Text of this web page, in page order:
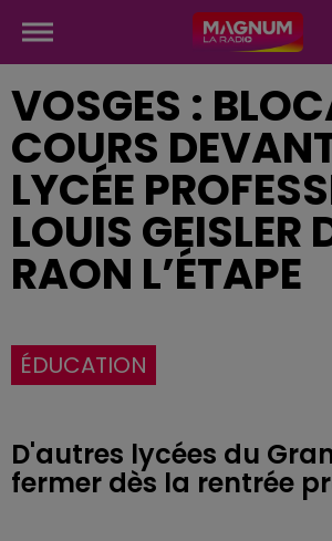
VOSGES :
COURS
LYCÉE
LOUIS GEISLER
RAON L’ÉTAPE
ÉDUCATION
D'autres lycées du
fermer dès la rentrée